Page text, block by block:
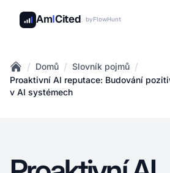
AmICited byFlowHunt
Home
/ Domů / Slovník pojmů /
Proaktivní AI reputace: Budování
v AI systémech